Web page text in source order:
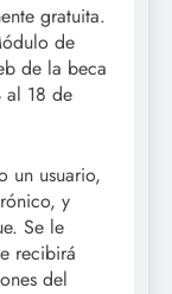
gratuita.
de
de la beca
al 18 de
un usuario,
y
Se le
recibirá
del